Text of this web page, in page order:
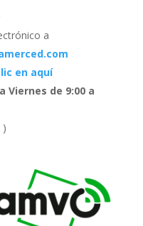
a
en aquí
Viernes de 9:00 a
)